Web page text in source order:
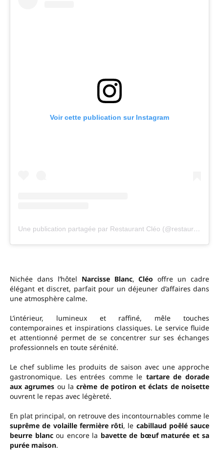
Voir cette publication sur Instagram
Une publication partagée par Restaurant Cléo (@restaurant_cleo)
Nichée dans l’hôtel Narcisse Blanc,Cléo offre un cadre
élégant et discret, parfait pour un déjeuner d’affaires dans
une atmosphère calme.
L’intérieur, lumineux et raffiné, mêle touches
contemporaines et inspirations classiques. Le service fluide
et attentionné permet de se concentrer sur ses échanges
professionnels en toute sérénité.
Le chef sublime les produits de saison avec une approche
gastronomique. Les entrées comme le tartare de dorade
aux agrumes ou lacrème de potiron et éclats de noisette
ouvrent le repas avec légèreté.
En plat principal, on retrouve des incontournables comme le
suprême de volaille fermière rôti, le cabillaud poêlé sauce
beurre blancou encore la bavette de bœuf maturée et sa
purée maison.